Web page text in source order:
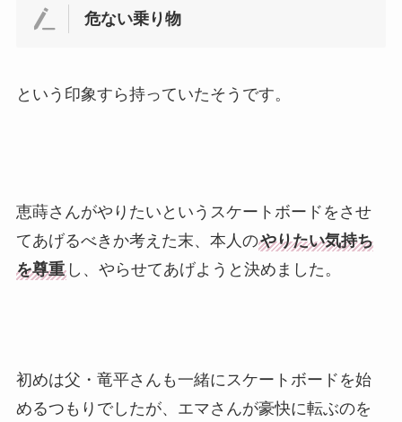
危ない乗り物
という印象すら持っていたそうです。
恵蒔さんがやりたいというスケートボードをさせ
てあげるべきか考えた末、本人のやりたい気持ち
を尊重し、やらせてあげようと決めました。
初めは父・竜平さんも一緒にスケートボードを始
めるつもりでしたが、エマさんが豪快に転ぶのを